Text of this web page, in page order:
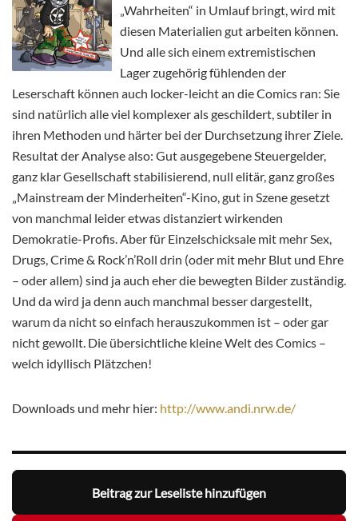
„Wahrheiten“ in Umlauf bringt, wird mit
diesen Materialien gut arbeiten können.
Und alle sich einem extremistischen
Lager zugehörig fühlenden der
Leserschaft können auch locker-leicht an die Comics ran: Sie
sind natürlich alle viel komplexer als geschildert, subtiler in
ihren Methoden und härter bei der Durchsetzung ihrer Ziele.
Resultat der Analyse also: Gut ausgegebene Steuergelder,
ganz klar Gesellschaft stabilisierend, null elitär, ganz großes
„Mainstream der Minderheiten“-Kino, gut in Szene gesetzt
von manchmal leider etwas distanziert wirkenden
Demokratie-Profis. Aber für Einzelschicksale mit mehr Sex,
Drugs, Crime & Rock’n’Roll drin (oder mit mehr Blut und Ehre
– oder allem) sind ja auch eher die bewegten Bilder zuständig.
Und da wird ja denn auch manchmal besser dargestellt,
warum da nicht so einfach herauszukommen ist – oder gar
nicht gewollt. Die übersichtliche kleine Welt des Comics –
welch idyllisch Plätzchen!
Downloads und mehr hier: http://www.andi.nrw.de/
Beitrag zur Leseliste hinzufügen